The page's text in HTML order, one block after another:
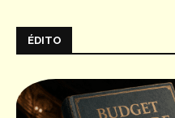
ÉDITO